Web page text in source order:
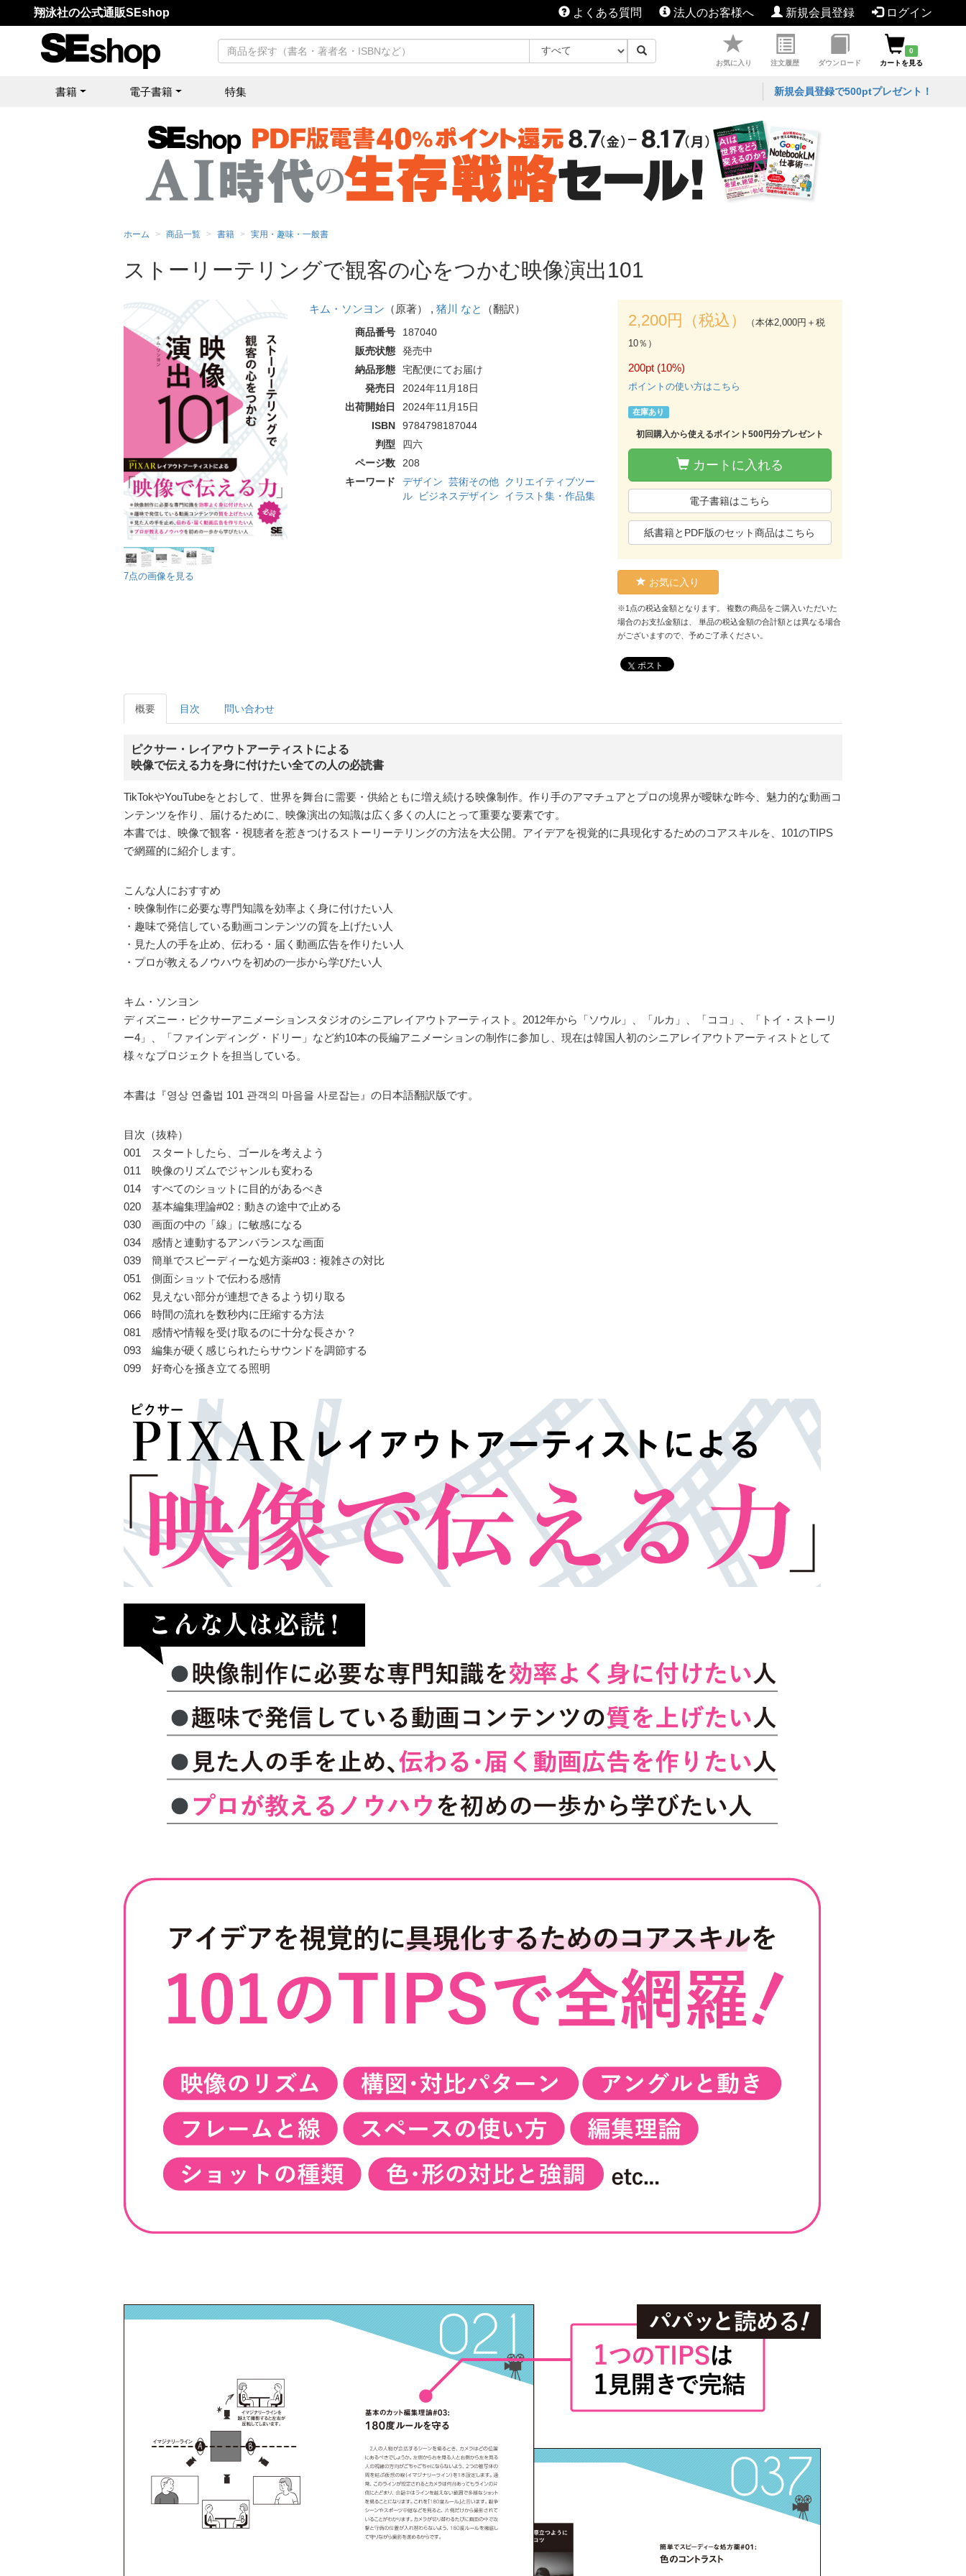
翔泳社の公式通販SEshop よくある質問 法人のお客様へ 新規会員登録 ログイン
お気に入り 注文履歴 ダウンロード
0
カートを見る
書籍 電子書籍 特集 新規会員登録で500ptプレゼント！
ホーム 商品一覧 書籍 実用・趣味・一般書
ストーリーテリングで観客の心をつかむ映像演出101
7点の画像を見る
キム・ソンヨン （原著） , 猪川 なと （翻訳）
商品番号
187040
販売状態
発売中
納品形態
宅配便にてお届け
発売日
2024年11月18日
出荷開始日
2024年11月15日
ISBN
9784798187044
判型
四六
ページ数
208
キーワード
デザイン 芸術その他 クリエイティブツー
ル
ビジネスデザイン イラスト集・作品集
2,200円（税込）
（本体2,000円＋税
10％）
200pt (10%)
ポイントの使い方はこちら
在庫あり
初回購入から使えるポイント500円分プレゼント
カートに入れる
電子書籍はこちら
紙書籍とPDF版のセット商品はこちら
お気に入り
※1点の税込金額となります。 複数の商品をご購入いただいた
場合のお支払金額は、 単品の税込金額の合計額とは異なる場合
がございますので、予めご了承ください。
ポスト
概要 目次 問い合わせ
ピクサー・レイアウトアーティストによる
映像で伝える力を身に付けたい全ての人の必読書
TikTokやYouTubeをとおして、世界を舞台に需要・供給ともに増え続ける映像制作。作り手のアマチュアとプロの境界が曖昧な昨今、魅力的な動画コ
ンテンツを作り、届けるために、映像演出の知識は広く多くの人にとって重要な要素です。
本書では、映像で観客・視聴者を惹きつけるストーリーテリングの方法を大公開。アイデアを視覚的に具現化するためのコアスキルを、101のTIPS
で網羅的に紹介します。
こんな人におすすめ
・映像制作に必要な専門知識を効率よく身に付けたい人
・趣味で発信している動画コンテンツの質を上げたい人
・見た人の手を止め、伝わる・届く動画広告を作りたい人
・プロが教えるノウハウを初めの一歩から学びたい人
キム・ソンヨン
ディズニー・ピクサーアニメーションスタジオのシニアレイアウトアーティスト。2012年から「ソウル」、「ルカ」、「ココ」、「トイ・ストーリ
ー4」、「ファインディング・ドリー」など約10本の長編アニメーションの制作に参加し、現在は韓国人初のシニアレイアウトアーティストとして
様々なプロジェクトを担当している。
本書は『영상 연출법 101 관객의 마음을 사로잡는』の日本語翻訳版です。
目次（抜粋）
001 スタートしたら、ゴールを考えよう
011 映像のリズムでジャンルも変わる
014 すべてのショットに目的があるべき
020 基本編集理論#02：動きの途中で止める
030 画面の中の「線」に敏感になる
034 感情と連動するアンバランスな画面
039 簡単でスピーディーな処方薬#03：複雑さの対比
051 側面ショットで伝わる感情
062 見えない部分が連想できるよう切り取る
066 時間の流れを数秒内に圧縮する方法
081 感情や情報を受け取るのに十分な長さか？
093 編集が硬く感じられたらサウンドを調節する
099 好奇心を掻き立てる照明